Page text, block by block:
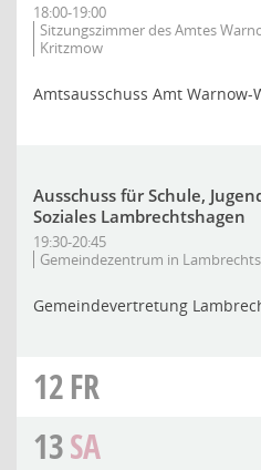
18:00-19:00
Sitzungszimmer des Amtes
Kritzmow
Amtsausschuss Amt Warnow-
Ausschuss für Schule,
Soziales Lambrechtshagen
19:30-20:45
Gemeindezentrum in
Gemeindevertretung
12FR
13SA